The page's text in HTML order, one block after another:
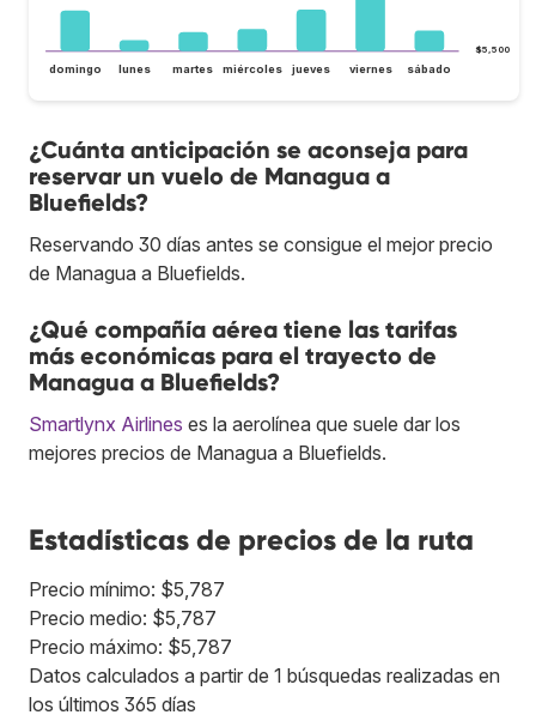
$5,500
domingo lunes martes miércoles jueves viernes sábado
¿Cuánta anticipación se aconseja para
reservar un vuelo de Managua a
Bluefields?
Reservando 30 días antes se consigue el mejor precio
de Managua a Bluefields.
¿Qué compañía aérea tiene las tarifas
más económicas para el trayecto de
Managua a Bluefields?
Smartlynx Airlines es la aerolínea que suele dar los
mejores precios de Managua a Bluefields.
Estadísticas de precios de la ruta
Precio mínimo: $5,787
Precio medio: $5,787
Precio máximo: $5,787
Datos calculados a partir de 1 búsquedas realizadas en
los últimos 365 días